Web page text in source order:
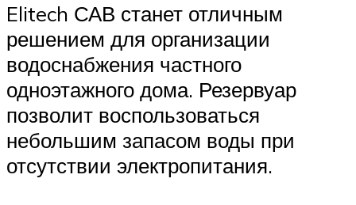
Elitech САВ станет отличным
решением для организации
водоснабжения частного
одноэтажного дома. Резервуар
позволит воспользоваться
небольшим запасом воды при
отсутствии электропитания.